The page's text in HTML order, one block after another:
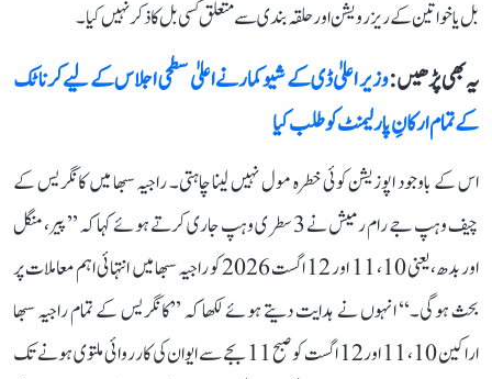
بل یا خواتین کے ریزرویشن اور حلقہ بندی سے متعلق کسی بل کا ذکر نہیں کیا۔
یہ بھی پڑھیں :وزیر اعلیٰ ڈی کے شیوکمار نے اعلیٰ سطحی اجلاس کے لیے کرناٹک
کے تمام ارکانِ پارلیمنٹ کو طلب کیا
اس کے باوجود اپوزیشن کوئی خطرہ مول نہیں لینا چاہتی۔ راجیہ سبھا میں کانگریس کے
چیف وہپ جے رام رمیش نے 3 سطری وہپ جاری کرتے ہوئے کہا کہ ’’پیر، منگل
اور بدھ، یعنی 10، 11 اور 12 اگست 2026 کو راجیہ سبھا میں انتہائی اہم معاملات پر
بحث ہوگی۔‘‘ انہوں نے ہدایت دیتے ہوئے لکھا کہ ’’کانگریس کے تمام راجیہ سبھا
اراکین 10، 11 اور 12 اگست کو صبح 11 بجے سے ایوان کی کارروائی ملتوی ہونے تک